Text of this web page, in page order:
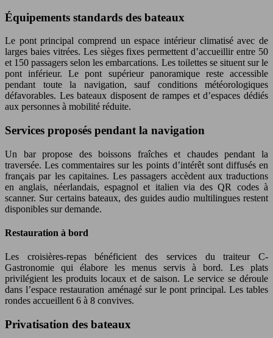
Équipements standards des bateaux
Le pont principal comprend un espace intérieur climatisé avec de
larges baies vitrées. Les sièges fixes permettent d’accueillir entre 50
et 150 passagers selon les embarcations. Les toilettes se situent sur le
pont inférieur. Le pont supérieur panoramique reste accessible
pendant toute la navigation, sauf conditions météorologiques
défavorables. Les bateaux disposent de rampes et d’espaces dédiés
aux personnes à mobilité réduite.
Services proposés pendant la navigation
Un bar propose des boissons fraîches et chaudes pendant la
traversée. Les commentaires sur les points d’intérêt sont diffusés en
français par les capitaines. Les passagers accèdent aux traductions
en anglais, néerlandais, espagnol et italien via des QR codes à
scanner. Sur certains bateaux, des guides audio multilingues restent
disponibles sur demande.
Restauration à bord
Les croisières-repas bénéficient des services du traiteur C-
Gastronomie qui élabore les menus servis à bord. Les plats
privilégient les produits locaux et de saison. Le service se déroule
dans l’espace restauration aménagé sur le pont principal. Les tables
rondes accueillent 6 à 8 convives.
Privatisation des bateaux